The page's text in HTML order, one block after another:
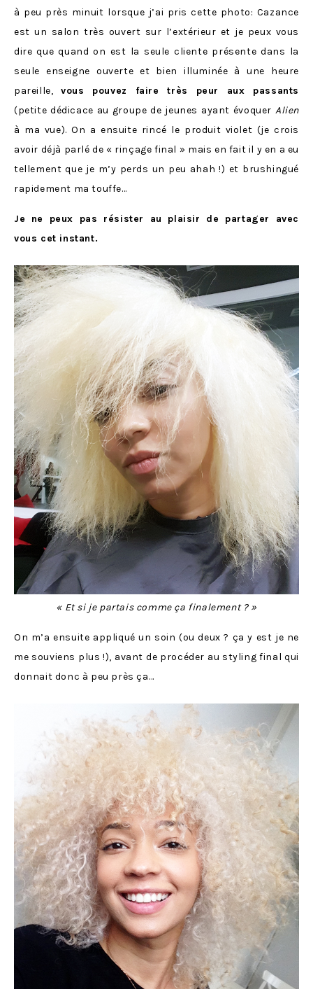
à peu près minuit lorsque j’ai pris cette photo: Cazance
est un salon très ouvert sur l’extérieur et je peux vous
dire que quand on est la seule cliente présente dans la
seule enseigne ouverte et bien illuminée à une heure
pareille,vous pouvez faire très peur aux passants
(petite dédicace au groupe de jeunes ayant évoquer Alien
à ma vue). On a ensuite rincé le produit violet (je crois
avoir déjà parlé de « rinçage final » mais en fait il y en a eu
tellement que je m’y perds un peu ahah !) et brushingué
rapidement ma touffe…
Je ne peux pas résister au plaisir de partager avec
vous cet instant.
« Et si je partais comme ça finalement ? »
On m’a ensuite appliqué un soin (ou deux ? ça y est je ne
me souviens plus !), avant de procéder au styling final qui
donnait donc à peu près ça…